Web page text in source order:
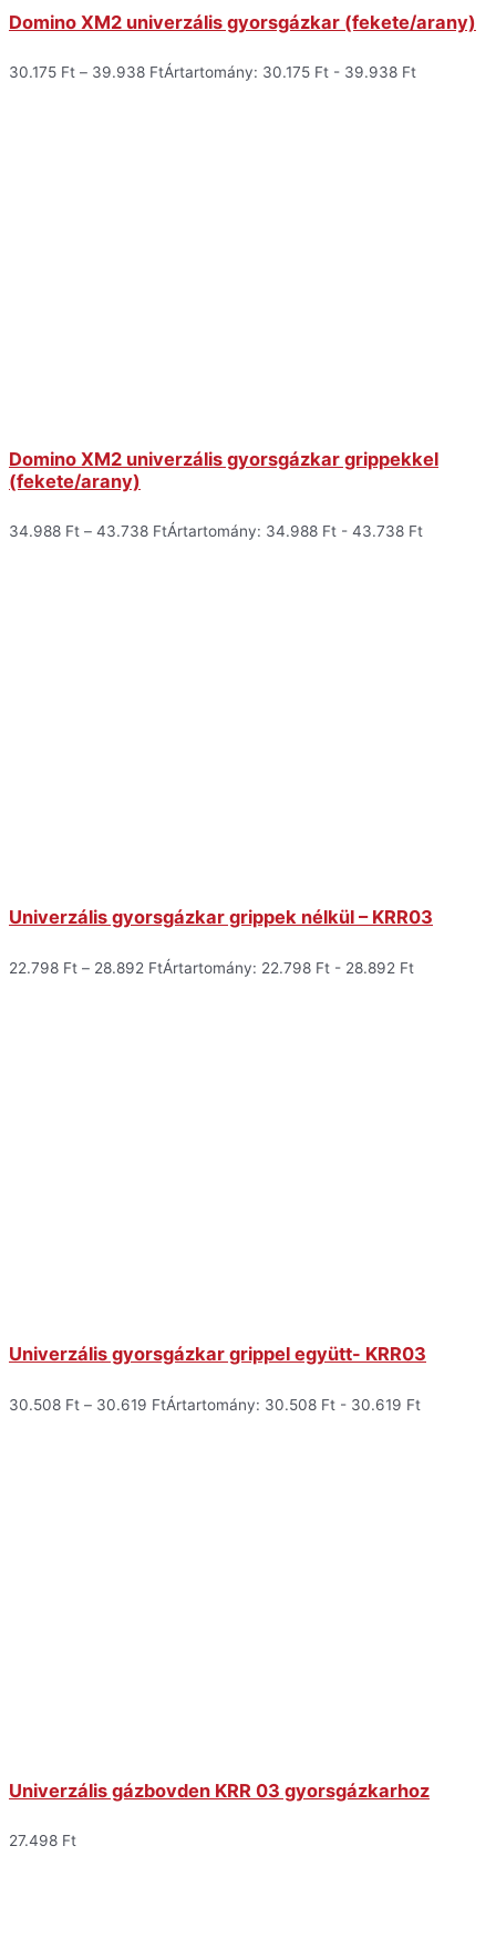
Domino XM2 univerzális gyorsgázkar (fekete/arany)
30.175 Ft – 39.938 FtÁrtartomány: 30.175 Ft - 39.938 Ft
Domino XM2 univerzális gyorsgázkar grippekkel
(fekete/arany)
34.988 Ft – 43.738 FtÁrtartomány: 34.988 Ft - 43.738 Ft
Univerzális gyorsgázkar grippek nélkül – KRR03
22.798 Ft – 28.892 FtÁrtartomány: 22.798 Ft - 28.892 Ft
Univerzális gyorsgázkar grippel együtt- KRR03
30.508 Ft – 30.619 FtÁrtartomány: 30.508 Ft - 30.619 Ft
Univerzális gázbovden KRR 03 gyorsgázkarhoz
27.498 Ft